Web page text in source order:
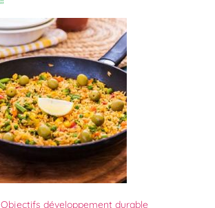
Objectifs développement durable